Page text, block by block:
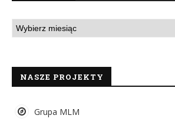
NASZE PROJEKTY
Grupa MLM